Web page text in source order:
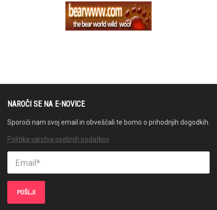
NAROČI SE NA E-NOVICE
Sporoči nam svoj email in obveščali te bomo o prihodnjih dogodkih.
Politika varstva osebnih podatkov